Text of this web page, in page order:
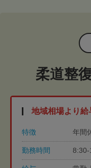
柔道整
地域相場より給
特徴 年間
勤務時間 8:30-